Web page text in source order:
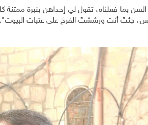
بما فعلناه، تقول لي إحداهن بنبرة ممتنة
جئتَ أنت ورششتَ الفرحَ على عتبات البيوت".